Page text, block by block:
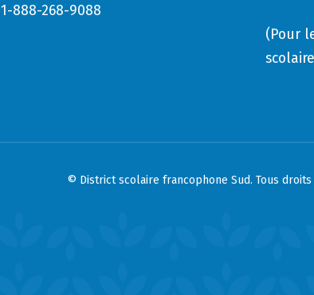
1-888-268-9088
(Pour
© District scolaire francophone Sud. Tous